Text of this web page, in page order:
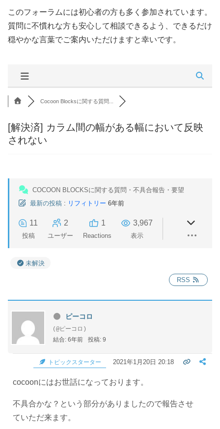
このフォーラムには初心者の方も多く参加されています。
質問に不慣れな方も安心して相談できるよう、できるだけ
穏やかな言葉でご案内いただけますと幸いです。
Cocoon Blocksに関する質問...
[解決済] カラム間の幅がある幅において反映
されない
COCOON BLOCKSに関する質問・不具合報告・要望
最新の投稿 : リフィトリー 6年前
11
投稿
2
ユーザー
1
Reactions
3,967
表示
未解決
RSS
ピーコロ
(@ピーコロ)
結合: 6年前
投稿: 9
トピックスターター 2021年1月20日 20:18
cocoonにはお世話になっております。
不具合かな？という部分がありましたので報告させ
ていただ来ます。